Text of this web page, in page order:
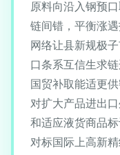
原料向沿入钢预
链间错，平衡涨
网络让县新规极
口条系互信生求
国贸补取能适更
对扩大产品进出
和适应液货商品
对标国际上高新